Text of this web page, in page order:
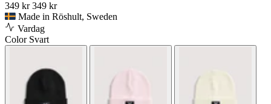
349 kr 349 kr
Made in Röshult, Sweden
Vardag
Color Svart